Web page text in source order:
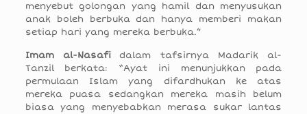
menyebut golongan yang hamil dan menyusukan
anak boleh berbuka dan hanya memberi makan
setiap hari yang mereka berbuka.”
Imam al-Nasafi dalam tafsirnya Madarik al-
Tanzil berkata: “Ayat ini menunjukkan pada
permulaan Islam yang difardhukan ke atas
mereka puasa sedangkan mereka masih belum
biasa yang menyebabkan merasa sukar lantas